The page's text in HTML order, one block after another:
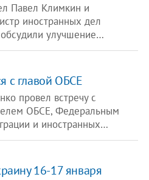
Павел Климкин и
иностранных дел
улучшение…
с главой ОБСЕ
провел встречу с
ОБСЕ, Федеральным
и иностранных…
16-17 января